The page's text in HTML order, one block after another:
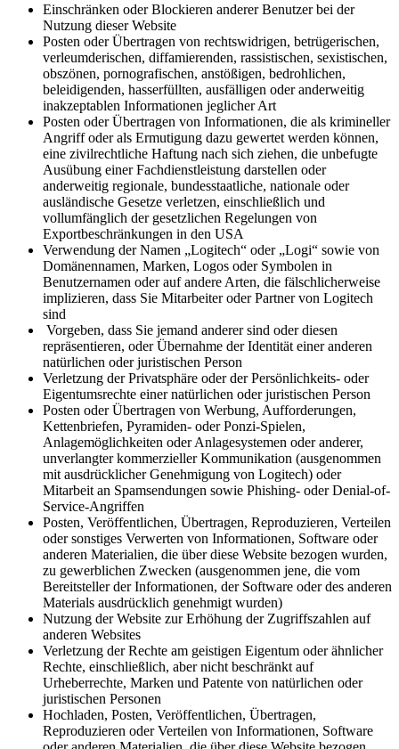
Einschränken oder Blockieren anderer Benutzer bei der
Nutzung dieser Website
Posten oder Übertragen von rechtswidrigen, betrügerischen,
verleumderischen, diffamierenden, rassistischen, sexistischen,
obszönen, pornografischen, anstößigen, bedrohlichen,
beleidigenden, hasserfüllten, ausfälligen oder anderweitig
inakzeptablen Informationen jeglicher Art
Posten oder Übertragen von Informationen, die als krimineller
Angriff oder als Ermutigung dazu gewertet werden können,
eine zivilrechtliche Haftung nach sich ziehen, die unbefugte
Ausübung einer Fachdienstleistung darstellen oder
anderweitig regionale, bundesstaatliche, nationale oder
ausländische Gesetze verletzen, einschließlich und
vollumfänglich der gesetzlichen Regelungen von
Exportbeschränkungen in den USA
Verwendung der Namen „Logitech“ oder „Logi“ sowie von
Domänennamen, Marken, Logos oder Symbolen in
Benutzernamen oder auf andere Arten, die fälschlicherweise
implizieren, dass Sie Mitarbeiter oder Partner von Logitech
sind
Vorgeben, dass Sie jemand anderer sind oder diesen
repräsentieren, oder Übernahme der Identität einer anderen
natürlichen oder juristischen Person
Verletzung der Privatsphäre oder der Persönlichkeits- oder
Eigentumsrechte einer natürlichen oder juristischen Person
Posten oder Übertragen von Werbung, Aufforderungen,
Kettenbriefen, Pyramiden- oder Ponzi-Spielen,
Anlagemöglichkeiten oder Anlagesystemen oder anderer,
unverlangter kommerzieller Kommunikation (ausgenommen
mit ausdrücklicher Genehmigung von Logitech) oder
Mitarbeit an Spamsendungen sowie Phishing- oder Denial-of-
Service-Angriffen
Posten, Veröffentlichen, Übertragen, Reproduzieren, Verteilen
oder sonstiges Verwerten von Informationen, Software oder
anderen Materialien, die über diese Website bezogen wurden,
zu gewerblichen Zwecken (ausgenommen jene, die vom
Bereitsteller der Informationen, der Software oder des anderen
Materials ausdrücklich genehmigt wurden)
Nutzung der Website zur Erhöhung der Zugriffszahlen auf
anderen Websites
Verletzung der Rechte am geistigen Eigentum oder ähnlicher
Rechte, einschließlich, aber nicht beschränkt auf
Urheberrechte, Marken und Patente von natürlichen oder
juristischen Personen
Hochladen, Posten, Veröffentlichen, Übertragen,
Reproduzieren oder Verteilen von Informationen, Software